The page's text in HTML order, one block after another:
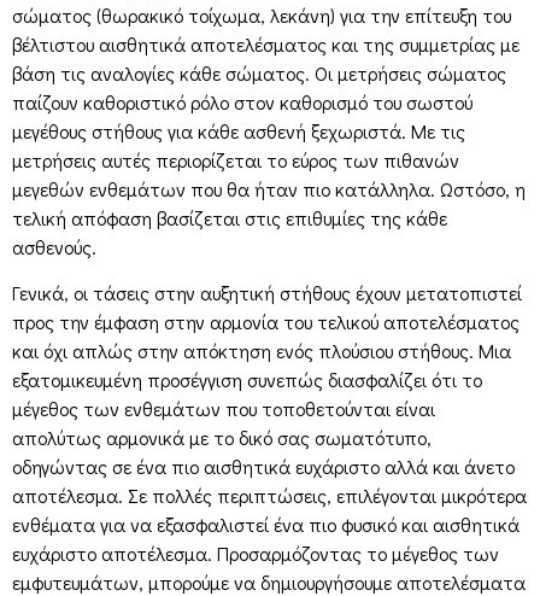
σώματος (θωρακικό τοίχωμα, λεκάνη) για την επίτευξη του
βέλτιστου αισθητικά αποτελέσματος και της συμμετρίας με
βάση τις αναλογίες κάθε σώματος. Οι μετρήσεις σώματος
παίζουν καθοριστικό ρόλο στον καθορισμό του σωστού
μεγέθους στήθους για κάθε ασθενή ξεχωριστά. Με τις
μετρήσεις αυτές περιορίζεται το εύρος των πιθανών
μεγεθών ενθεμάτων που θα ήταν πιο κατάλληλα. Ωστόσο, η
τελική απόφαση βασίζεται στις επιθυμίες της κάθε
ασθενούς.
Γενικά, οι τάσεις στην αυξητική στήθους έχουν μετατοπιστεί
προς την έμφαση στην αρμονία του τελικού αποτελέσματος
και όχι απλώς στην απόκτηση ενός πλούσιου στήθους. Μια
εξατομικευμένη προσέγγιση συνεπώς διασφαλίζει ότι το
μέγεθος των ενθεμάτων που τοποθετούνται είναι
απολύτως αρμονικά με το δικό σας σωματότυπο,
οδηγώντας σε ένα πιο αισθητικά ευχάριστο αλλά και άνετο
αποτέλεσμα. Σε πολλές περιπτώσεις, επιλέγονται μικρότερα
ενθέματα για να εξασφαλιστεί ένα πιο φυσικό και αισθητικά
ευχάριστο αποτέλεσμα. Προσαρμόζοντας το μέγεθος των
εμφυτευμάτων, μπορούμε να δημιουργήσουμε αποτελέσματα